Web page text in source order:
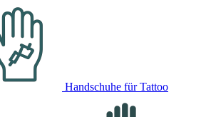
Handschuhe für Tattoo